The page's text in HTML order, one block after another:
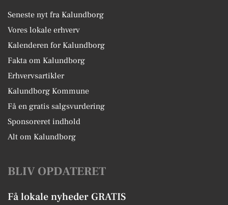
Seneste nyt fra Kalundborg
Vores lokale erhverv
Kalenderen for Kalundborg
Fakta om Kalundborg
Erhvervsartikler
Kalundborg Kommune
Få en gratis salgsvurdering
Sponsoreret indhold
Alt om Kalundborg
BLIV OPDATERET
Få lokale nyheder GRATIS